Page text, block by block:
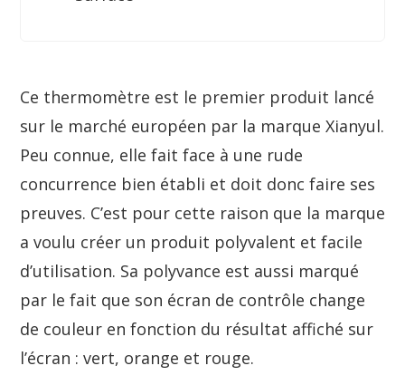
Ce thermomètre est le premier produit lancé
sur le marché européen par la marque Xianyul.
Peu connue, elle fait face à une rude
concurrence bien établi et doit donc faire ses
preuves. C’est pour cette raison que la marque
a voulu créer un produit polyvalent et facile
d’utilisation. Sa polyvance est aussi marqué
par le fait que son écran de contrôle change
de couleur en fonction du résultat affiché sur
l’écran : vert, orange et rouge.